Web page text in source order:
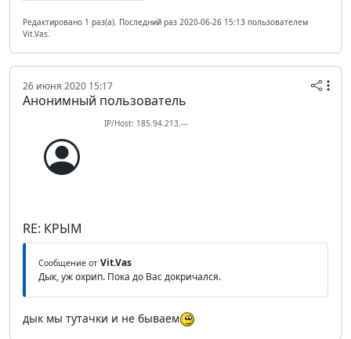
Редактировано 1 раз(а). Последний раз 2020-06-26 15:13 пользователем
Vit.Vas.
26 июня 2020 15:17
Анонимный пользователь
IP/Host: 185.94.213.---
RE: КРЫМ
Сообщение от Vit.Vas
Дык, уж охрип. Пока до Вас докричался.
дык мы тутачки и не бываем